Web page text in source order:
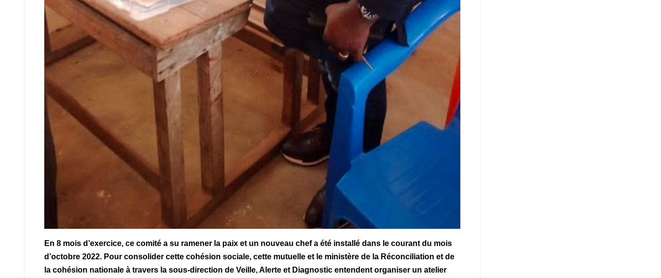
En 8 mois d’exercice, ce comité a su ramener la paix et un nouveau chef a été installé dans le courant du mois
d’octobre 2022. Pour consolider cette cohésion sociale, cette mutuelle et le ministère de la Réconciliation et de
la cohésion nationale à travers la sous-direction de Veille, Alerte et Diagnostic entendent organiser un atelier